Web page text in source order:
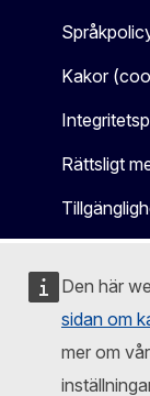
Den här
sidan om
mer om
Kakor
Rättsligt